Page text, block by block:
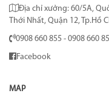
Địa chỉ xưởng: 60/5A,
Thới Nhất, Quận 12, Tp.Hồ
0908 660 855 - 0908 660
Facebook
MAP